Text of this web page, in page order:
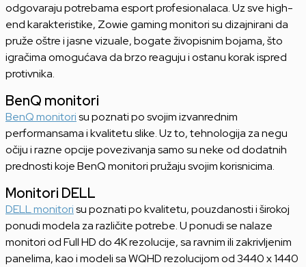
odgovaraju potrebama esport profesionalaca. Uz sve high-
end karakteristike, Zowie gaming monitori su dizajnirani da
pruže oštre i jasne vizuale, bogate živopisnim bojama, što
igračima omogućava da brzo reaguju i ostanu korak ispred
protivnika.
BenQ monitori
BenQ monitorisu poznati po svojim izvanrednim
performansama i kvalitetu slike. Uz to, tehnologija za negu
očiju i razne opcije povezivanja samo su neke od dodatnih
prednosti koje BenQ monitori pružaju svojim korisnicima.
Monitori DELL
DELL monitorisu poznati po kvalitetu, pouzdanosti i širokoj
ponudi modela za različite potrebe. U ponudi se nalaze
monitori od Full HD do 4K rezolucije, sa ravnim ili zakrivljenim
panelima, kao i modeli sa WQHD rezolucijom od 3440 x 1440